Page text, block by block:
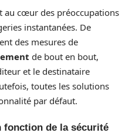
au cœur des préoccupations
instantanées. De
des mesures de
de bout en bout,
et le destinataire
toutes les solutions
par défaut.
fonction de la sécurité